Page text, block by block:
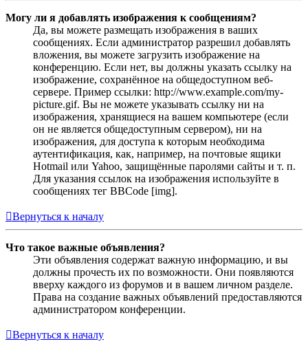
Могу ли я добавлять изображения к сообщениям?
Да, вы можете размещать изображения в ваших
сообщениях. Если администратор разрешил добавлять
вложения, вы можете загрузить изображение на
конференцию. Если нет, вы должны указать ссылку на
изображение, сохранённое на общедоступном веб-
сервере. Пример ссылки: http://www.example.com/my-
picture.gif. Вы не можете указывать ссылку ни на
изображения, хранящиеся на вашем компьютере (если
он не является общедоступным сервером), ни на
изображения, для доступа к которым необходима
аутентификация, как, например, на почтовые ящики
Hotmail или Yahoo, защищённые паролями сайты и т. п.
Для указания ссылок на изображения используйте в
сообщениях тег BBCode [img].
Вернуться к началу
Что такое важные объявления?
Эти объявления содержат важную информацию, и вы
должны прочесть их по возможности. Они появляются
вверху каждого из форумов и в вашем личном разделе.
Права на создание важных объявлений предоставляются
администратором конференции.
Вернуться к началу